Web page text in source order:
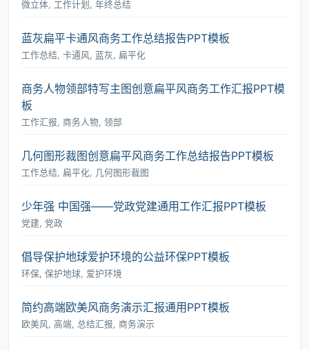
微立体, 工作计划, 年终总结
蓝灰扁平卡通风商务工作总结报告PPT模板
工作总结, 卡通风, 蓝灰, 扁平化
商务人物领部特写主图创意扁平风商务工作汇报PPT模
板
工作汇报, 商务人物, 领部
几何图形裁图创意扁平风商务工作总结报告PPT模板
工作总结, 扁平化, 几何图形裁图
少年强 中国强――党政党建通用工作汇报PPT模板
党建, 党政
倡导保护地球爱护环境的公益环保PPT模板
环保, 保护地球, 爱护环境
简约高端欧美风商务演示汇报通用PPT模板
欧美风, 高端, 总结汇报, 商务演示